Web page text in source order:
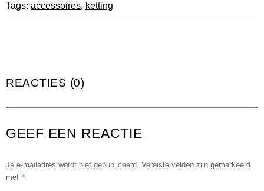
Tags: accessoires, ketting
REACTIES (0)
GEEF EEN REACTIE
Je e-mailadres wordt niet gepubliceerd. Vereiste velden zijn gemarkeerd
met *